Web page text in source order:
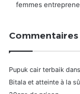
femmes
Pupuk cair terbaik dans
Bitala et atteinte à la